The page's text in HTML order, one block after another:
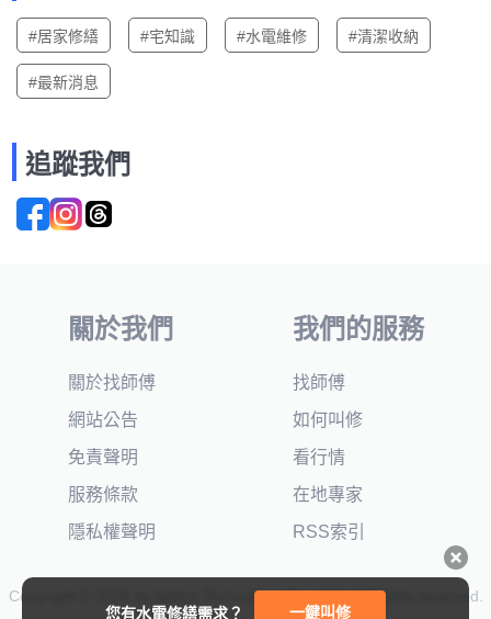
您有水電修繕需求？ 一鍵叫修
#居家修繕 #宅知識 #水電維修 #清潔收納
#最新消息
追蹤我們
關於我們
關於找師傅
網站公告
免責聲明
服務條款
隱私權聲明
我們的服務
找師傅
如何叫修
看行情
在地專家
RSS索引
Copyright © 2025 by Addcn Technology Co., Ltd. All Rights reserved.